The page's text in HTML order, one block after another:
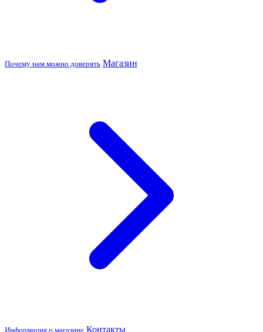
Почему нам можно доверять Магазин
Информация о магазине Контакты